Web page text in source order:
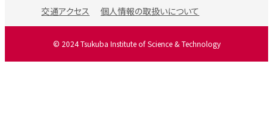
交通アクセス 個人情報の取扱いについて
© 2024 Tsukuba Institute of Science & Technology